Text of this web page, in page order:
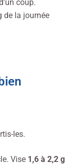
coup.
de la journée
les.
Vise 1,6 à 2,2 g